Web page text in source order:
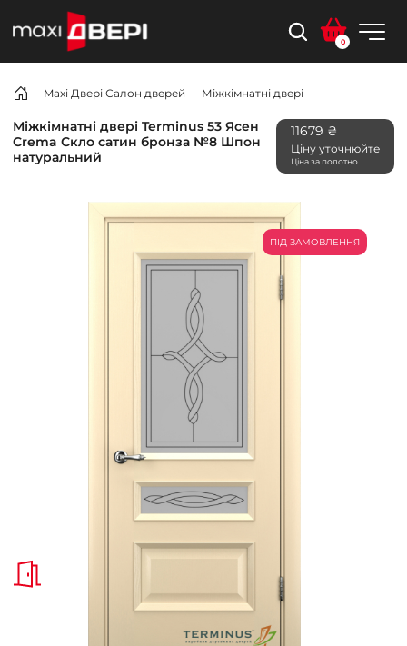
0
Maxi Двері Салон дверей Міжкімнатні двері
Міжкімнатні двері Terminus 53 Ясен
Crema Скло сатин бронза №8 Шпон
натуральний
11679 ₴
Ціну уточнюйте
Ціна за полотно
ПІД ЗАМОВЛЕННЯ